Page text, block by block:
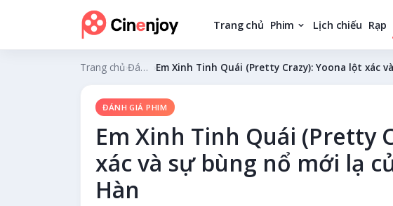
Trang chủ Phim Lịch chiếu Rạp
Trang chủ Đánh giá phim Em Xinh Tinh Quái (Pretty Crazy): Yoona lột xác
ĐÁNH GIÁ PHIM
Em Xinh Tinh Quái (Pretty
xác và sự bùng nổ mới lạ
Hàn